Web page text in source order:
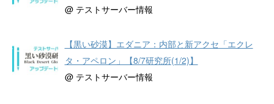
@ テストサーバー情報
【黒い砂漠】エダニア：内部と新アクセ「エクレ
タ・アペロン」【8/7研究所(1/2)】
@ テストサーバー情報